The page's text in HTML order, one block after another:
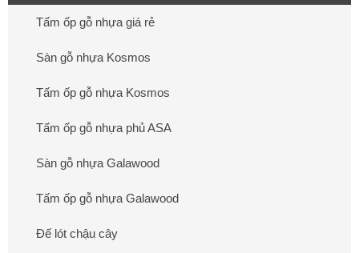
Tấm ốp gỗ nhựa giá rẻ
Sàn gỗ nhựa Kosmos
Tấm ốp gỗ nhựa Kosmos
Tấm ốp gỗ nhựa phủ ASA
Sàn gỗ nhựa Galawood
Tấm ốp gỗ nhựa Galawood
Đế lót chậu cây